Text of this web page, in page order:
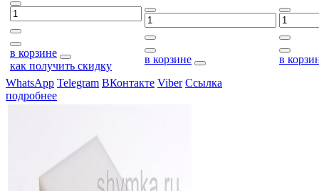
в корзине
как получить скидку
в корзине
в
WhatsApp Telegram ВКонтакте Viber Ссылка
подробнее